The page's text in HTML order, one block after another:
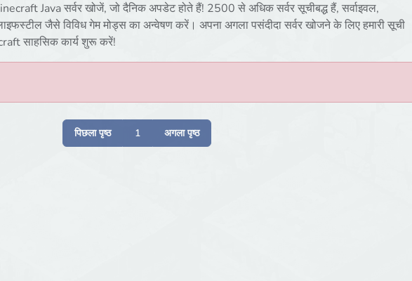
Java सर्वर खोजें, जो दैनिक अपडेट होते हैं! 2500 से अधिक सर्वर सूचीबद्ध हैं, सर्वाइवल,
जैसे विविध गेम मोड्स का अन्वेषण करें। अपना अगला पसंदीदा सर्वर खोजने के लिए हमारी सूची
साहसिक कार्य शुरू करें!
पिछला पृष्ठ 1 अगला पृष्ठ